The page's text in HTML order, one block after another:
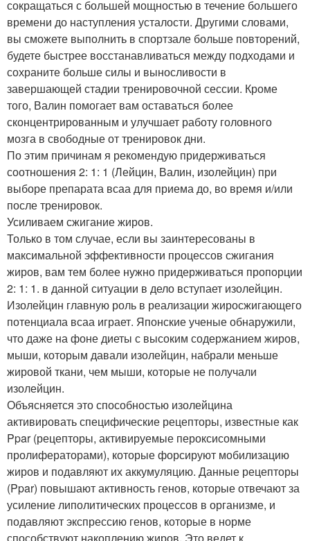
сокращаться с большей мощностью в течение большего
времени до наступления усталости. Другими словами,
вы сможете выполнить в спортзале больше повторений,
будете быстрее восстанавливаться между подходами и
сохраните больше силы и выносливости в
завершающей стадии тренировочной сессии. Кроме
того, Валин помогает вам оставаться более
сконцентрированным и улучшает работу головного
мозга в свободные от тренировок дни.
По этим причинам я рекомендую придерживаться
соотношения 2: 1: 1 (Лейцин, Валин, изолейцин) при
выборе препарата всаа для приема до, во время и/или
после тренировок.
Усиливаем сжигание жиров.
Только в том случае, если вы заинтересованы в
максимальной эффективности процессов сжигания
жиров, вам тем более нужно придерживаться пропорции
2: 1: 1. в данной ситуации в дело вступает изолейцин.
Изолейцин главную роль в реализации жиросжигающего
потенциала всаа играет. Японские ученые обнаружили,
что даже на фоне диеты с высоким содержанием жиров,
мыши, которым давали изолейцин, набрали меньше
жировой ткани, чем мыши, которые не получали
изолейцин.
Объясняется это способностью изолейцина
активировать специфические рецепторы, известные как
Ppar (рецепторы, активируемые пероксисомными
пролифераторами), которые форсируют мобилизацию
жиров и подавляют их аккумуляцию. Данные рецепторы
(Ppar) повышают активность генов, которые отвечают за
усиление липолитических процессов в организме, и
подавляют экспрессию генов, которые в норме
способствуют накоплению жиров. Это ведет к